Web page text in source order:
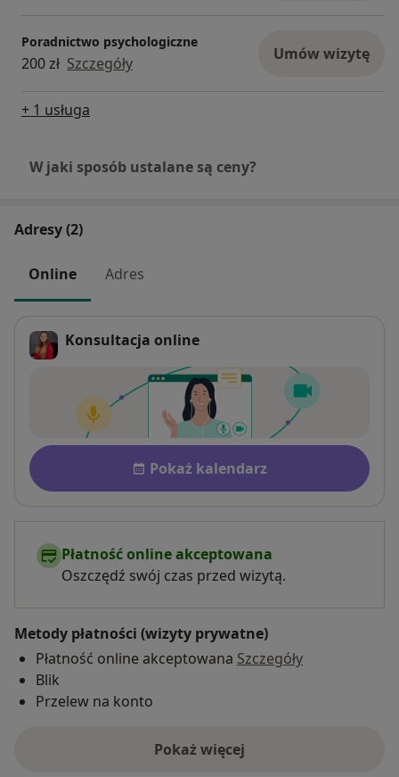
Poradnictwo psychologiczne
200 zł Szczegóły Umów wizytę
+ 1 usługa
W jaki sposób ustalane są ceny?
Adresy (2)
Online Adres
Konsultacja online
Dostępność
Pokaż kalendarz
Płatność online akceptowana
Oszczędź swój czas przed wizytą.
Metody płatności (wizyty prywatne)
Płatność online akceptowana Szczegóły
Blik
Przelew na konto
Pokaż więcej
o adresie